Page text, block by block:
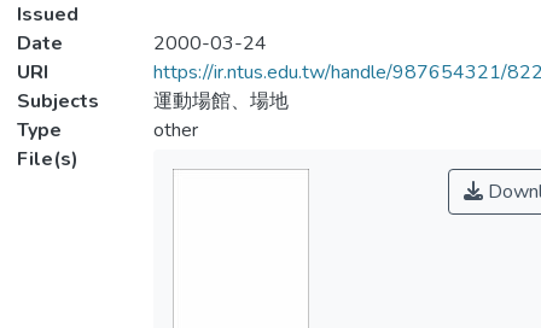
Issued
Date
2000-03-24
URI
https://ir.ntus.edu.tw/handle/987654321/
Subjects
運動場館、場地
Type
other
File(s)